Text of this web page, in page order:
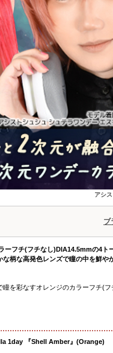
アシ
ブ
ーフチ(フチなし)DIA14.5mmの4
柄な高発色レンズで瞳の中を鮮や
を彩なすオレンジのカラーフチ(
1day 『Shell Amber』(Orange)